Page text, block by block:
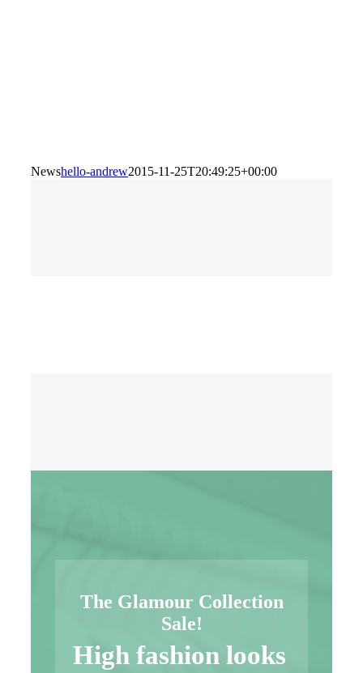
Newshello-andrew2015-11-25T20:49:25+00:00
The Glamour Collection
Sale!
High fashion looks